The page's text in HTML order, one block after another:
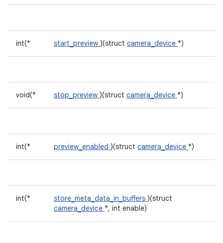
int(* start_preview )(struct camera_device *)
void(* stop_preview )(struct camera_device *)
int(* preview_enabled )(struct camera_device *)
int(* store_meta_data_in_buffers )(struct
camera_device *, int enable)